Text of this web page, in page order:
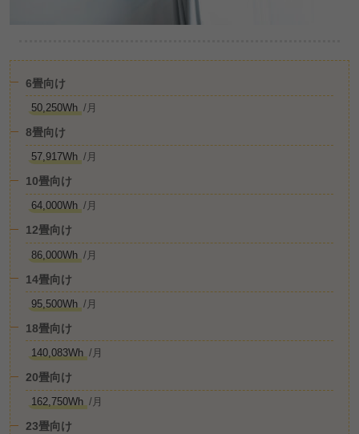
6畳向け
50,250Wh /月
8畳向け
57,917Wh /月
10畳向け
64,000Wh /月
12畳向け
86,000Wh /月
14畳向け
95,500Wh /月
18畳向け
140,083Wh /月
20畳向け
162,750Wh /月
23畳向け